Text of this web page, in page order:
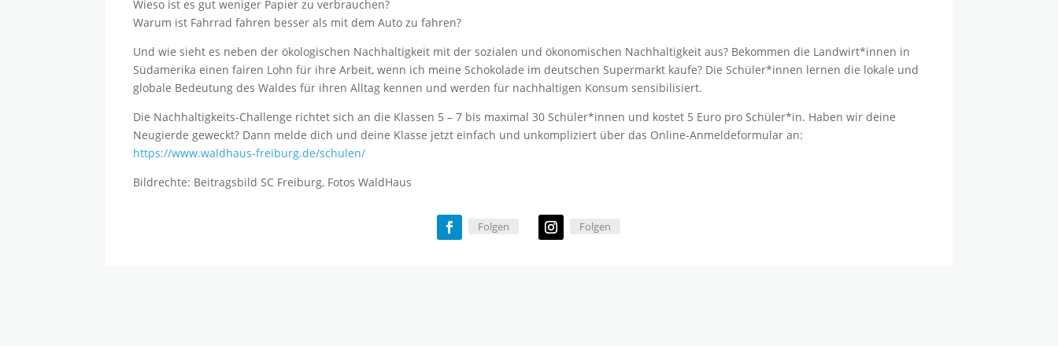
Wieso ist es gut weniger Papier zu verbrauchen?
Warum ist Fahrrad fahren besser als mit dem Auto zu fahren?
Und wie sieht es neben der ökologischen Nachhaltigkeit mit der sozialen und ökonomischen Nachhaltigkeit aus? Bekommen die Landwirt*innen in
Südamerika einen fairen Lohn für ihre Arbeit, wenn ich meine Schokolade im deutschen Supermarkt kaufe? Die Schüler*innen lernen die lokale und
globale Bedeutung des Waldes für ihren Alltag kennen und werden für nachhaltigen Konsum sensibilisiert.
Die Nachhaltigkeits-Challenge richtet sich an die Klassen 5 – 7 bis maximal 30 Schüler*innen und kostet 5 Euro pro Schüler*in. Haben wir deine
Neugierde geweckt? Dann melde dich und deine Klasse jetzt einfach und unkompliziert über das Online-Anmeldeformular an:
https://www.waldhaus-freiburg.de/schulen/
Bildrechte: Beitragsbild SC Freiburg, Fotos WaldHaus
Folgen Folgen